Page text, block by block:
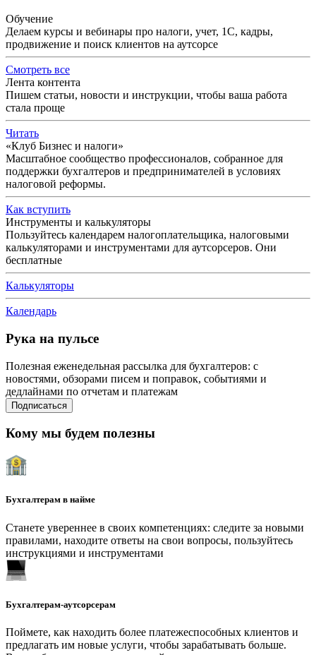
Обучение
Делаем курсы и вебинары про налоги, учет, 1С, кадры,
продвижение и поиск клиентов на аутсорсе
Смотреть все
Лента контента
Пишем статьи, новости и инструкции, чтобы ваша работа
стала проще
Читать
«Клуб Бизнес и налоги»
Масштабное сообщество профессионалов, собранное для
поддержки бухгалтеров и предпринимателей в условиях
налоговой реформы.
Как вступить
Инструменты и калькуляторы
Пользуйтесь календарем налогоплательщика, налоговыми
калькуляторами и инструментами для аутсорсеров. Они
бесплатные
Калькуляторы
Календарь
Рука на пульсе
Полезная еженедельная рассылка для бухгалтеров: с
новостями, обзорами писем и поправок, событиями и
дедлайнами по отчетам и платежам
Подписаться
Кому мы будем полезны
Бухгалтерам в найме
Станете увереннее в своих компетенциях: следите за новыми
правилами, находите ответы на свои вопросы, пользуйтесь
инструкциями и инструментами
Бухгалтерам-аутсорсерам
Поймете, как находить более платежеспособных клиентов и
предлагать им новые услуги, чтобы зарабатывать больше.